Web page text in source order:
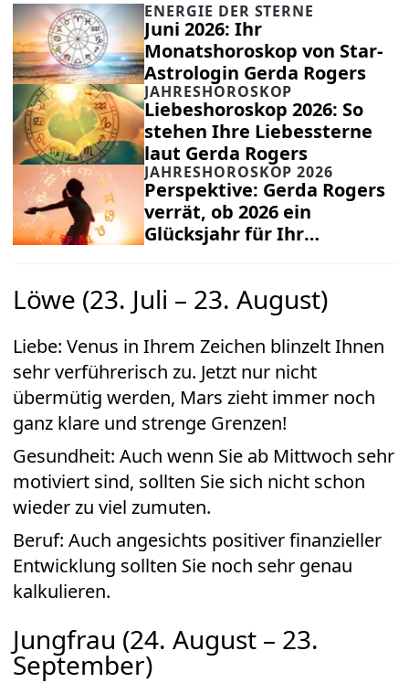
ENERGIE DER STERNE
Juni 2026: Ihr
Monatshoroskop von Star-
Astrologin Gerda Rogers
JAHRESHOROSKOP
Liebeshoroskop 2026: So
stehen Ihre Liebessterne
laut Gerda Rogers
JAHRESHOROSKOP 2026
Perspektive: Gerda Rogers
verrät, ob 2026 ein
Glücksjahr für Ihr
Löwe (23. Juli – 23. August)
Liebe: Venus in Ihrem Zeichen blinzelt Ihnen
sehr verführerisch zu. Jetzt nur nicht
übermütig werden, Mars zieht immer noch
ganz klare und strenge Grenzen!
Gesundheit: Auch wenn Sie ab Mittwoch sehr
motiviert sind, sollten Sie sich nicht schon
wieder zu viel zumuten.
Beruf: Auch angesichts positiver finanzieller
Entwicklung sollten Sie noch sehr genau
kalkulieren.
Jungfrau (24. August – 23.
September)